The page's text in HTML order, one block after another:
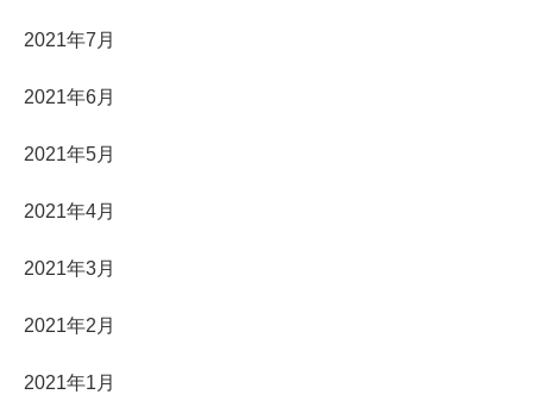
2021年7月
2021年6月
2021年5月
2021年4月
2021年3月
2021年2月
2021年1月